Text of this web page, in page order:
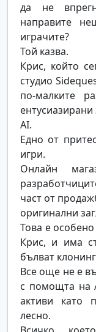
да не
направите
играчите?
Той казва.
Крис, който
студио
по-малките
AI.
Едно от
игри.
Онлайн
част от
оригинални
Това е
Крис, и има
бълват
Все още не е
с помощта на
активи като
лесно.